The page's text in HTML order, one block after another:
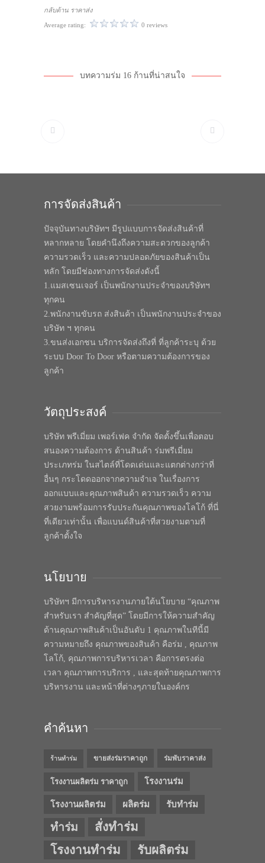
กลับด้าน ราคาส่ง
Average rating: 0 reviews
บทความร่ม 16 ก้านที่น่าสนใจ
การจัดส่งสินค้า
ปัจจุบันทางบริษัทฯ มีรูปแบบการจัดส่งสินค้าที่
หลากหลาย โดยคำนึงถึงความสะดวกของลูกค้า
ความรวดเร็ว และความปลอดภัยของสินค้าเป็น
หลัก โดยมีช่องทางการจัดส่งดังนี้
1.แมสเซนเจอร์ เป็นพนักงานประจำของบริษัทฯ
ทุกคน
2.พนักงานขับรถ ส่งสินค้า เป็นพนักงานประจำของ
บริษัท ฯ ทุกคน
3.ขนส่งเอกชน บริการจัดส่งถึงที่ ที่ลูกค้าระบุ ด้วย
ระบบ Door To Door หรือตามความต้องการของ
ลูกค้า
วัตถุประสงค์
บริษัท พรีเมี่ยม เพอร์เฟค จำกัด จัดตั้งขึ้นเพื่อตอบ
สนองความต้องการ ด้านสินค้า ร่มพรีเมี่ยม
ประเภทร่ม ในสไตล์ที่โดดเด่นและแตกต่างกว่าที่
อื่นๆ กระโดดออกจากความจำเจ ในเรื่องการ
ออกแบบและคุณภาพสินค้า ความรวดเร็ว ความ
สวยงามพร้อมการรับประกันคุณภาพของโลโก้ ที่นี่
ที่เดียวเท่านั้น เพื่อแบนด์สินค้าที่สวยงามตามที่
ลูกค้าตั้งใจ
นโยบาย
บริษัทฯ มีการบริหารงานภายใต้นโยบาย “คุณภาพ
สำหรับเรา สำคัญที่สุด” โดยมีการให้ความสำคัญ
ด้านคุณภาพสินค้าเป็นอันดับ 1 คุณภาพในทีนี้มี
ความหมายถึง คุณภาพของสินค้า คือร่ม , คุณภาพ
โลโก้, คุณภาพการบริหารเวลา คือการตรงต่อ
เวลา คุณภาพการบริการ , และสุดท้ายคุณภาพการ
บริหารงาน และหน้าที่ต่างๆภายในองค์กร
คำค้นหา
ร้านทำร่ม ขายส่งร่มราคาถูก ร่มพับราคาส่ง
โรงงานผลิตร่ม ราคาถูก โรงงานร่ม
โรงงานผลิตร่ม ผลิตร่ม รับทำร่ม
ทำร่ม
สั่งทำร่ม
โรงงานทำร่ม
รับผลิตร่ม